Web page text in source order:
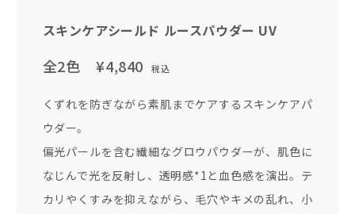
スキンケアシールド ルースパウダー UV
全2色 ¥4,840 税込
くずれを防ぎながら素肌までケアするスキンケアパ
ウダー。
偏光パールを含む繊細なグロウパウダーが、肌色に
なじんで光を反射し、透明感*1と血色感を演出。テ
カリやくすみを抑えながら、毛穴やキメの乱れ、小